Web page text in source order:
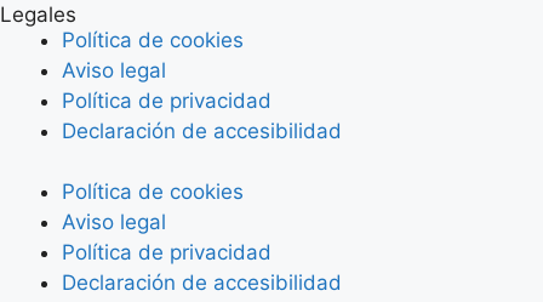
Legales
Política de cookies
Aviso legal
Política de privacidad
Declaración de accesibilidad
Política de cookies
Aviso legal
Política de privacidad
Declaración de accesibilidad